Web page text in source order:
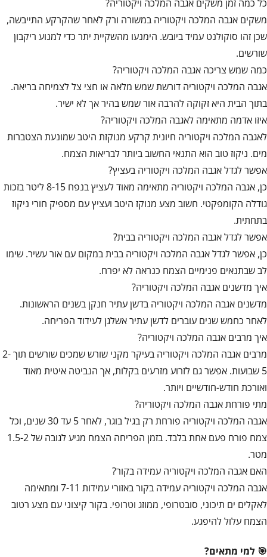
כל כמה זמן משקים אגבה המלכה ויקטוריה?
משקים אגבה המלכה ויקטוריה במשורה ורק לאחר שהקרקע התייבשה,
שכן זהו סוקולנט עמיד ביובש. הימנעו מהשקיית יתר כדי למנוע ריקבון
שורשים.
כמה שמש צריכה אגבה המלכה ויקטוריה?
אגבה המלכה ויקטוריה דורשת שמש מלאה או חצי צל לצמיחה בריאה.
בתוך הבית היא זקוקה להרבה אור שמש בהיר אך לא ישיר.
איזו אדמה מתאימה לאגבה המלכה ויקטוריה?
לאגבה המלכה ויקטוריה חיונית קרקע מנוקזת היטב שמונעת הצטברות
מים. ניקוז טוב הוא התנאי החשוב ביותר לבריאות הצמח.
אפשר לגדל אגבה המלכה ויקטוריה בעציץ?
כן, אגבה המלכה ויקטוריה מתאימה מאוד לעציץ בנפח 8-15 ליטר בזכות
גודלה הקומפקטי. חשוב מצע מנוקז היטב ועציץ עם מספיק חורי ניקוז
בתחתית.
אפשר לגדל אגבה המלכה ויקטוריה בבית?
כן, אפשר לגדל אגבה המלכה ויקטוריה בבית במקום עם אור עשיר. שימו
לב שבתנאים פנימיים הצמח כנראה לא יפרח.
איך מדשנים אגבה המלכה ויקטוריה?
מדשנים אגבה המלכה ויקטוריה בדשן עתיר חנקן בשנים הראשונות.
לאחר כחמש שנים עוברים לדשן עתיר אשלגן לעידוד הפריחה.
איך מרבים אגבה המלכה ויקטוריה?
מרבים אגבה המלכה ויקטוריה בעיקר מקני שורש שמכים שורשים תוך 2-
5 שבועות. אפשר גם לזרוע מזרעים בקלות, אך הנביטה איטית מאוד
ואורכת חודש-חודשיים ויותר.
מתי פורחת אגבה המלכה ויקטוריה?
אגבה המלכה ויקטוריה פורחת רק בגיל בוגר, לאחר 5 עד 30 שנים, וכל
צמח פורח פעם אחת בלבד. בזמן הפריחה הצמח מגיע לגובה של 1.5-2
מטר.
האם אגבה המלכה ויקטוריה עמידה בקור?
אגבה המלכה ויקטוריה עמידה בקור באזורי עמידות 7-11 ומתאימה
לאקלים ים תיכוני, סובטרופי, ממוזג וטרופי. בקור קיצוני עם מצע רטוב
הצמח עלול להיפגע.
🎯 למי מתאים?